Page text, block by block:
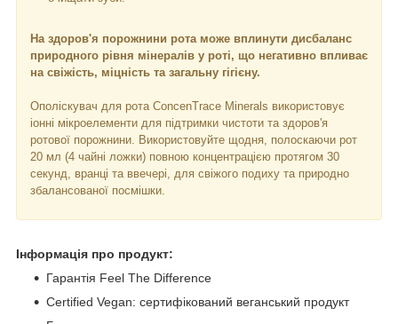
На здоров'я порожнини рота може вплинути дисбаланс
природного рівня мінералів у роті, що негативно впливає
на свіжість, міцність та загальну гігієну.
Ополіскувач для рота ConcenTrace Minerals використовує
іонні мікроелементи для підтримки чистоти та здоров'я
ротової порожнини. Використовуйте щодня, полоскаючи рот
20 мл (4 чайні ложки) повною концентрацією протягом 30
секунд, вранці та ввечері, для свіжого подиху та природно
збалансованої посмішки.
Інформація про продукт:
Гарантія Feel The Difference
Certified Vegan: сертифікований веганський продукт